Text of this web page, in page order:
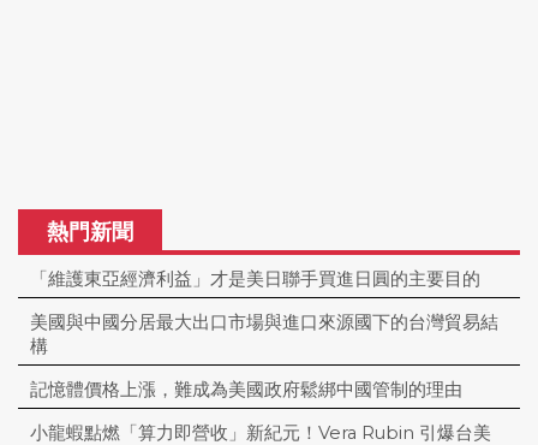
熱門新聞
「維護東亞經濟利益」才是美日聯手買進日圓的主要目的
美國與中國分居最大出口市場與進口來源國下的台灣貿易結
構
記憶體價格上漲，難成為美國政府鬆綁中國管制的理由
小龍蝦點燃「算力即營收」新紀元！Vera Rubin 引爆台美